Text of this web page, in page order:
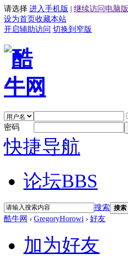
请选择 进入手机版 | 继续访问电脑版
设为首页收藏本站
开启辅助访问 切换到窄版
密码
快捷导航
论坛BBS
搜索 搜索
酷牛网 › GregoryHorowi › 好友
加为好友